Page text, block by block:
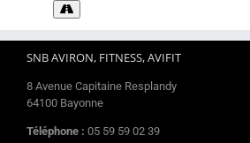
SNB AVIRON, FITNESS, AVIFIT
8 Avenue Capitaine Resplandy
64100 Bayonne
Téléphone : 05 59 59 02 39